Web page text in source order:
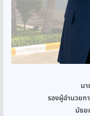
น
รองผู้อำนวยก
มัธย